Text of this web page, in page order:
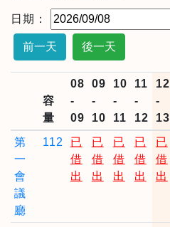
日期：
前一天 後一天
容
量
08
-
09
09
-
10
10
-
11
11
-
12
12
-
13
第
一
會
議
廳
112
已
借
出
已
借
出
已
借
出
已
借
出
已
借
出